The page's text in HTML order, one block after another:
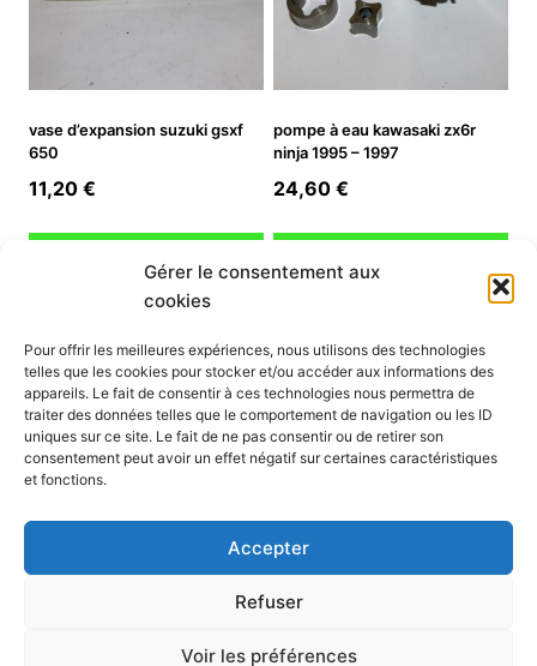
Gérer le consentement aux
cookies
Pour offrir les meilleures expériences, nous utilisons des technologies
telles que les cookies pour stocker et/ou accéder aux informations des
appareils. Le fait de consentir à ces technologies nous permettra de
traiter des données telles que le comportement de navigation ou les ID
uniques sur ce site. Le fait de ne pas consentir ou de retirer son
consentement peut avoir un effet négatif sur certaines caractéristiques
et fonctions.
Accepter
Refuser
Voir les préférences
vase d’expansion suzuki gsxf
650
11,20 €
pompe à eau kawasaki zx6r
ninja 1995 – 1997
24,60 €
INFORMATION
Mon compte
Nous contacter
Mode paiement
Nos services
Politique de confidentialité
Politique de cookies (UE)